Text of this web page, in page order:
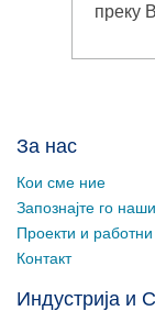
преку
За нас
Кои сме ние
Запознајте го
Проекти и работни
Контакт
Индустрија и